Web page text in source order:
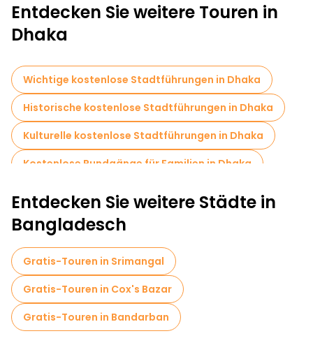
Entdecken Sie weitere Touren in
Dhaka
Wichtige kostenlose Stadtführungen in Dhaka
Historische kostenlose Stadtführungen in Dhaka
Kulturelle kostenlose Stadtführungen in Dhaka
Kostenlose Rundgänge für Familien in Dhaka
Kostenlose Tagesausflüge in Dhaka
Kostenlose Führungen in der Nähe Lalbagh Fort
Kostenlose Führungen in der Nähe Dhaka University
Entdecken Sie weitere Städte in
Bangladesch
Gratis-Touren in Srimangal
Gratis-Touren in Cox's Bazar
Gratis-Touren in Bandarban